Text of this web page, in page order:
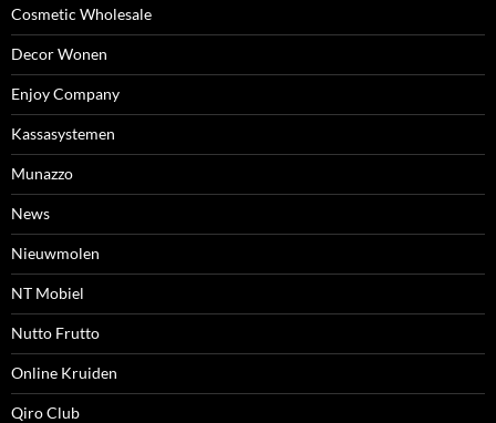
Cosmetic Wholesale
Decor Wonen
Enjoy Company
Kassasystemen
Munazzo
News
Nieuwmolen
NT Mobiel
Nutto Frutto
Online Kruiden
Qiro Club